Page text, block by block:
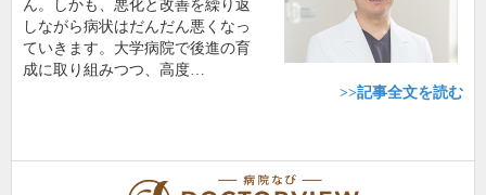
ん。しかも、悪化と改善を繰り返
しながら病状はだんだん悪くなっ
ていきます。大学病院で後進の育
成に取り組みつつ、高度…
>>記事全文を読む